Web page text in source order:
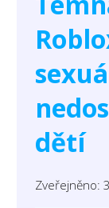
dětí
Zveřejněno: